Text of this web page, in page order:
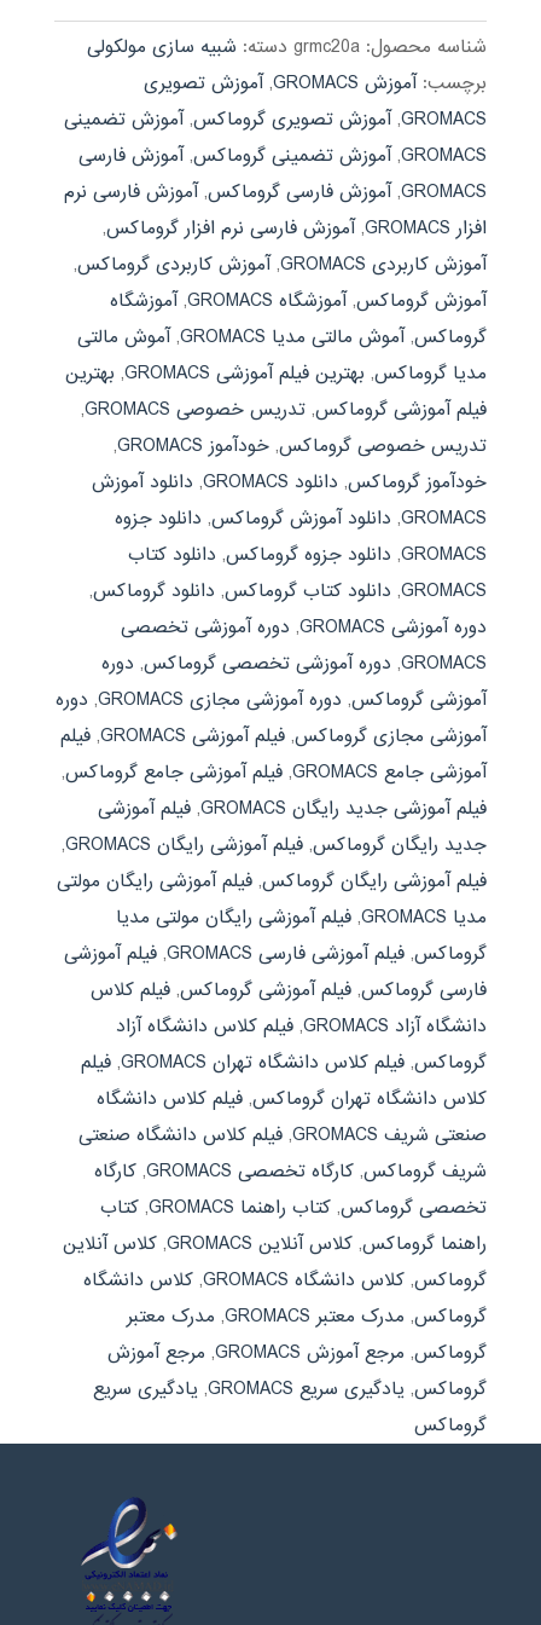
بود.
شناسه محصول: grmc20a دسته: شبیه سازی مولکولی
برچسب:آموزش GROMACS ,آموزش تصویری
GROMACS
,آموزش تصویری گروماکس,آموزش تضمینی
GROMACS
,آموزش تضمینی گروماکس,آموزش فارسی
GROMACS
,آموزش فارسی گروماکس,آموزش فارسی نرم
افزار GROMACS
,آموزش فارسی نرم افزار گروماکس,
آموزش کاربردی GROMACS
,آموزش کاربردی گروماکس,
آموزش گروماکس,آموزشگاه GROMACS ,آموزشگاه
گروماکس,آموش مالتی مدیا GROMACS ,آموش مالتی
مدیا گروماکس, بهترین فیلم آموزشی GROMACS , بهترین
فیلم آموزشی گروماکس, تدریس خصوصی GROMACS
,
تدریس خصوصی گروماکس, خودآموز GROMACS
,
خودآموز گروماکس, دانلود GROMACS , دانلود آموزش
GROMACS
, دانلود آموزش گروماکس, دانلود جزوه
GROMACS
, دانلود جزوه گروماکس, دانلود کتاب
GROMACS
, دانلود کتاب گروماکس, دانلود گروماکس,
دوره آموزشی GROMACS
, دوره آموزشی تخصصی
GROMACS
, دوره آموزشی تخصصی گروماکس, دوره
آموزشی گروماکس, دوره آموزشی مجازی GROMACS , دوره
آموزشی مجازی گروماکس, فیلم آموزشی GROMACS , فیلم
آموزشی جامع GROMACS
, فیلم آموزشی جامع گروماکس,
فیلم آموزشی جدید رایگان GROMACS
, فیلم آموزشی
جدید رایگان گروماکس, فیلم آموزشی رایگان GROMACS
,
فیلم آموزشی رایگان گروماکس, فیلم آموزشی رایگان مولتی
مدیا GROMACS
, فیلم آموزشی رایگان مولتی مدیا
گروماکس, فیلم آموزشی فارسی GROMACS , فیلم آموزشی
فارسی گروماکس, فیلم آموزشی گروماکس, فیلم کلاس
دانشگاه آزاد GROMACS
, فیلم کلاس دانشگاه آزاد
گروماکس, فیلم کلاس دانشگاه تهران GROMACS , فیلم
کلاس دانشگاه تهران گروماکس, فیلم کلاس دانشگاه
صنعتی شریف GROMACS
, فیلم کلاس دانشگاه صنعتی
شریف گروماکس, کارگاه تخصصی GROMACS , کارگاه
تخصصی گروماکس, کتاب راهنما GROMACS , کتاب
راهنما گروماکس, کلاس آنلاین GROMACS , کلاس آنلاین
گروماکس, کلاس دانشگاه GROMACS , کلاس دانشگاه
گروماکس, مدرک معتبر GROMACS , مدرک معتبر
گروماکس, مرجع آموزش GROMACS , مرجع آموزش
گروماکس, یادگیری سریع GROMACS , یادگیری سریع
گروماکس